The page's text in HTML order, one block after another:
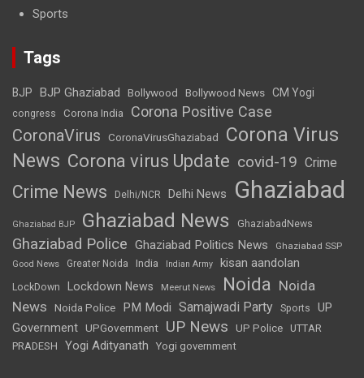
Sports
Tags
BJP BJP Ghaziabad Bollywood Bollywood News CM Yogi
congress Corona India Corona Positive Case
CoronaVirus CoronaVirusGhaziabad
Corona Virus
News Corona virus Update covid-19 Crime
Crime News Delhi/NCR Delhi News Ghaziabad
Ghaziabad BJP Ghaziabad News GhaziabadNews
Ghaziabad Police Ghaziabad Politics News Ghaziabad SSP
Good News Greater Noida India Indian Army kisan aandolan
LockDown Lockdown News Meerut News Noida Noida
News
Noida Police PM Modi Samajwadi Party Sports
UP
Government UPGovernment UP News UP Police
UTTAR
PRADESH
Yogi Adityanath Yogi government